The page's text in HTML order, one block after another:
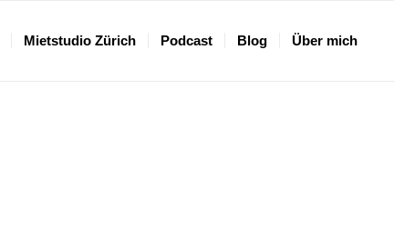
Mietstudio Zürich Podcast Blog Über mich